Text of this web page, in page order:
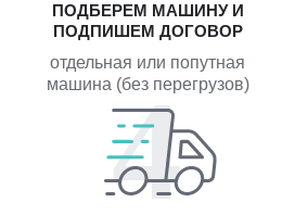
ПОДБЕРЕМ МАШИНУ И
ПОДПИШЕМ ДОГОВОР
отдельная или попутная
машина (без перегрузов)